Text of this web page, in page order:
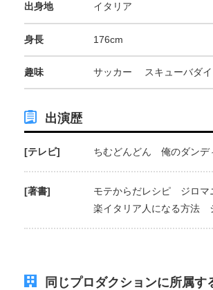
出身地 イタリア
身長 176cm
趣味 サッカー スキューバダイ
出演歴
[テレビ] ちむどんどん 俺のダンデ
[著書]
モテからだレシピ ジロ
楽イタリア人になる方法
同じプロダクションに所属す